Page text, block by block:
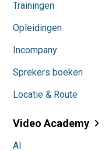
Trainingen
Opleidingen
Incompany
Sprekers boeken
Locatie & Route
Video Academy
AI